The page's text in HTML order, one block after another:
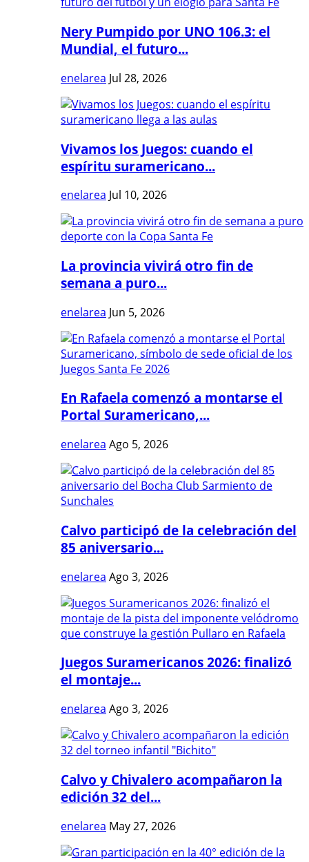
Nery Pumpido por UNO 106.3: el
Mundial, el futuro...
enelarea Jul 28, 2026
Vivamos los Juegos: cuando el
espíritu suramericano...
enelarea Jul 10, 2026
La provincia vivirá otro fin de
semana a puro...
enelarea Jun 5, 2026
En Rafaela comenzó a montarse el
Portal Suramericano,...
enelarea Ago 5, 2026
Calvo participó de la celebración del
85 aniversario...
enelarea Ago 3, 2026
Juegos Suramericanos 2026: finalizó
el montaje...
enelarea Ago 3, 2026
Calvo y Chivalero acompañaron la
edición 32 del...
enelarea May 27, 2026